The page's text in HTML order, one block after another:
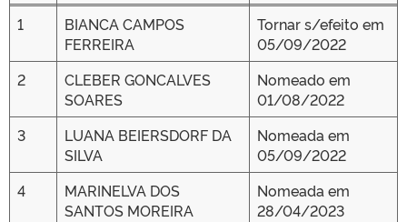
ção
1
BIANCA CAMPOS
FERREIRA
Tornar s/efeito em
05/09/2022
2
CLEBER GONCALVES
SOARES
Nomeado em
01/08/2022
3
LUANA BEIERSDORF DA
SILVA
Nomeada em
05/09/2022
4
MARINELVA DOS
SANTOS MOREIRA
Nomeada em
28/04/2023